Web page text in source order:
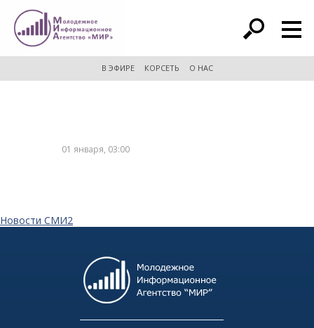
расширенный поиск
В ЭФИРЕ КОРСЕТЬ О НАС
01 января, 03:00
Новости СМИ2